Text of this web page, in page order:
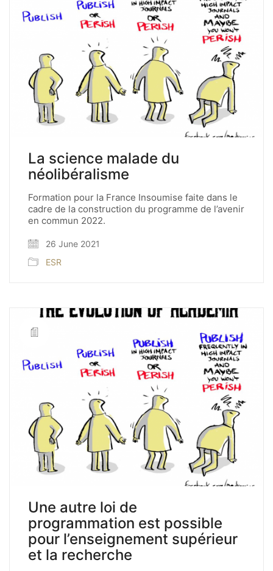
La science malade du
néolibéralisme
Formation pour la France Insoumise faite dans le
cadre de la construction du programme de l’avenir
en commun 2022.
26 June 2021
ESR
Une autre loi de
programmation est possible
pour l’enseignement supérieur
et la recherche